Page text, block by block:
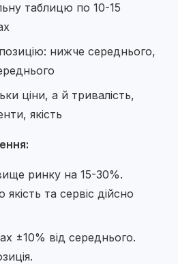
таблицю по 10-15
нижче середнього,
ціни, а й тривалість,
якість
ринку на 15-30%.
та сервіс дійсно
±10% від середнього.